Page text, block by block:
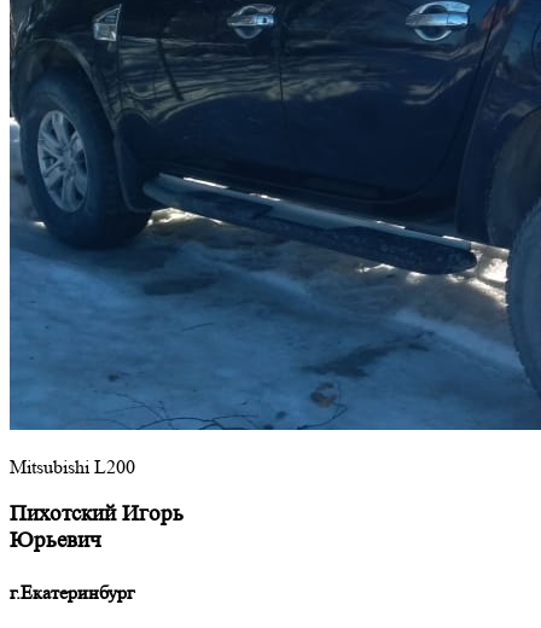
Mitsubishi L200
Пихотский Игорь
Юрьевич
г.Екатеринбург